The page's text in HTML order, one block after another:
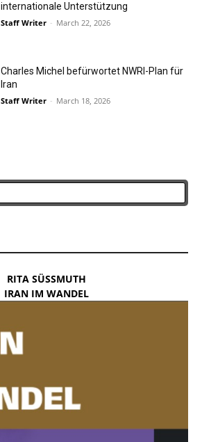
internationale Unterstützung
Staff Writer - March 22, 2026
Charles Michel befürwortet NWRI-Plan für
Iran
Staff Writer - March 18, 2026
RITA SÜSSMUTH
IRAN IM WANDEL